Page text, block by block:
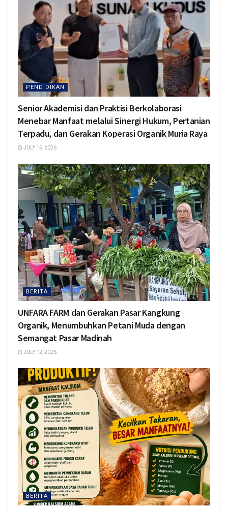
PENDIDIKAN
Senior Akademisi dan Praktisi Berkolaborasi
Menebar Manfaat melalui Sinergi Hukum, Pertanian
Terpadu, dan Gerakan Koperasi Organik Muria Raya
JULY 15, 2026
BERITA
UNFARA FARM dan Gerakan Pasar Kangkung
Organik, Menumbuhkan Petani Muda dengan
Semangat Pasar Madinah
JULY 12, 2026
BERITA